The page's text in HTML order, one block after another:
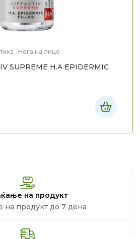
, Нега на лице
SUPREME H.A EPIDERMIC
на продукт
на продукт до 7 дена